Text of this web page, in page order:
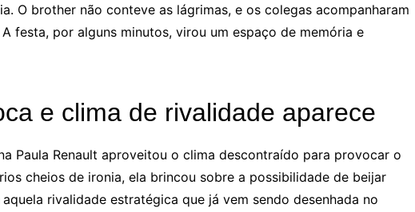
O brother não conteve as lágrimas, e os colegas acompanharam
festa, por alguns minutos, virou um espaço de memória e
e clima de rivalidade aparece
Paula Renault aproveitou o clima descontraído para provocar o
cheios de ironia, ela brincou sobre a possibilidade de beijar
rivalidade estratégica que já vem sendo desenhada no